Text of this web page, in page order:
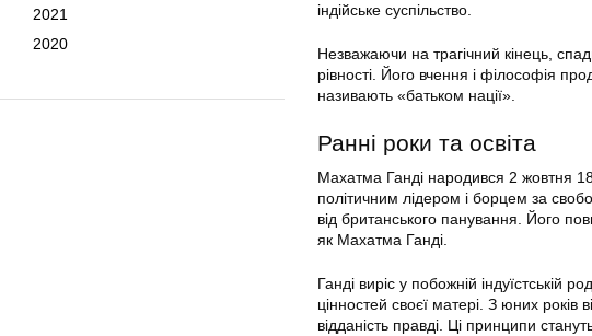
2021
2020
індійське суспільство.
Незважаючи на трагічний кінець,
рівності. Його вчення і філософія
називають «батьком нації».
Ранні роки та освіта
Махатма Ганді народився 2 жовтня
політичним лідером і борцем за
від британського панування. Його
як Махатма Ганді.
Ганді виріс у побожній індуїстській
цінностей своєї матері. З юних років
відданість правді. Ці принципи